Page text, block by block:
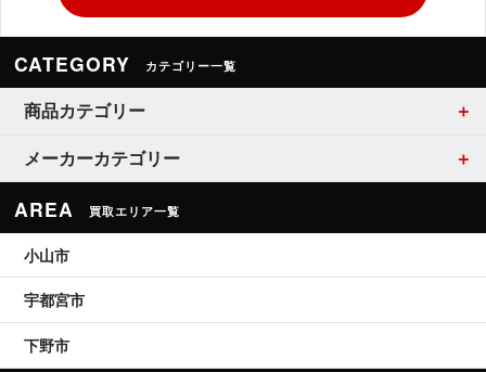
CATEGORY カテゴリー一覧
商品カテゴリー
メーカーカテゴリー
AREA 買取エリア一覧
小山市
宇都宮市
下野市